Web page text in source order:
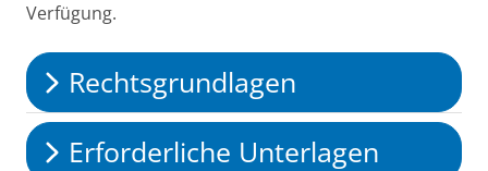
Verfügung.
Rechtsgrundlagen
Erforderliche Unterlagen